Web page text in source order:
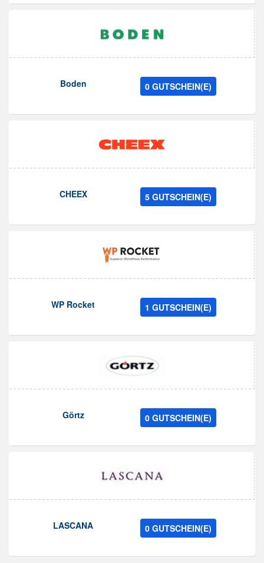
Boden 0 GUTSCHEIN(E)
CHEEX 5 GUTSCHEIN(E)
WP Rocket 1 GUTSCHEIN(E)
Görtz 0 GUTSCHEIN(E)
LASCANA 0 GUTSCHEIN(E)